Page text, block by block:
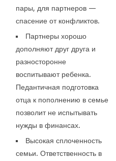
пары, для партнеров —
спасение от конфликтов.
Партнеры хорошо
дополняют друг друга и
разносторонне
воспитывают ребенка.
Педантичная подготовка
отца к пополнению в семье
позволит не испытывать
нужды в финансах.
Высокая сплоченность
семьи. Ответственность в